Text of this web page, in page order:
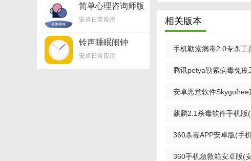
简单心理咨询师版
v1.8.1
安卓日常应用
铃声睡眠闹钟
v1.10.5
安卓日常应用
该勒索病毒伪装成当下最
社交平台、游戏群等渠道
仿电脑版的“永恒之蓝”勒
改。如果用户三天内不解
相关版本
手机勒索病毒2.0专杀工
丁) 安卓版
腾讯petya勒索病毒免
护工具) v7.7.0 最新版
安卓恶意软件
查杀软件) 手机版
麒麟2.1杀毒软件手机
工具) 安卓版
360杀毒APP安卓版(手
新版360手机急救箱安卓版(